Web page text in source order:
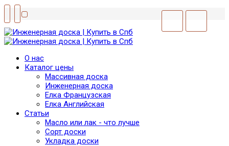
О нас
Каталог цены
Массивная доска
Инженерная доска
Елка Французская
Елка Английская
Статьи
Масло или лак - что лучше
Сорт доски
Укладка доски